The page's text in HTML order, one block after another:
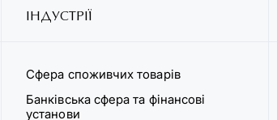
ІНДУСТРІЇ
Сфера споживчих товарів
Банківська сфера та фінансові
установи